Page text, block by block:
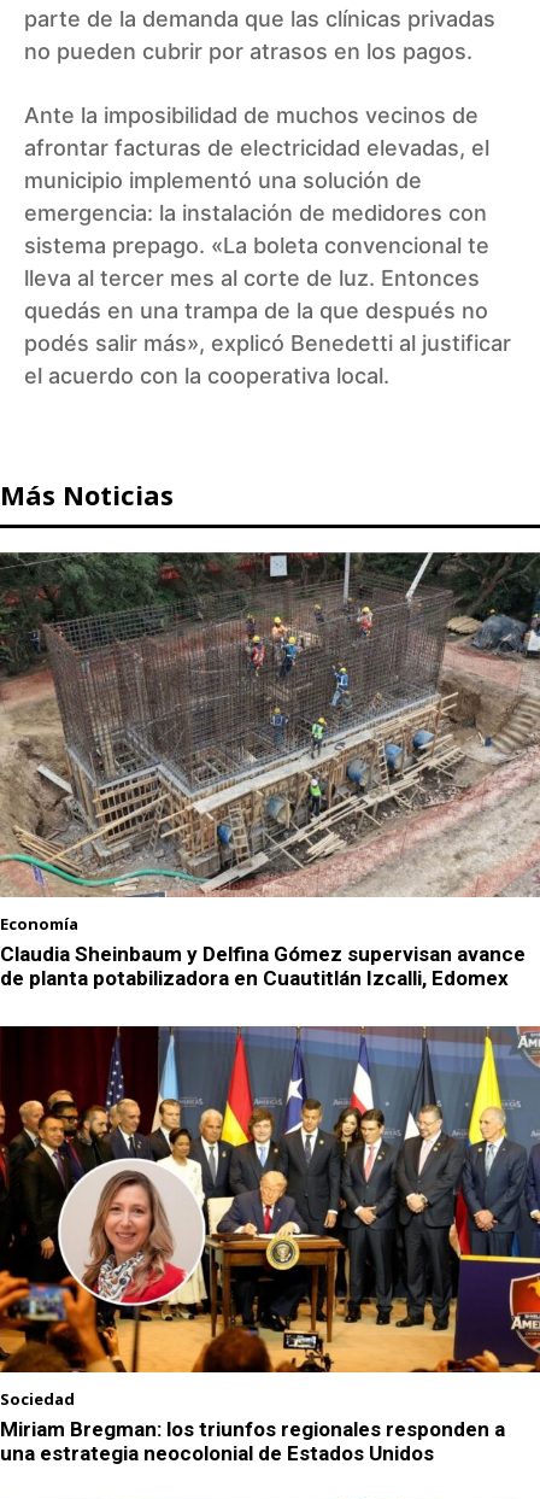
parte de la demanda que las clínicas privadas
no pueden cubrir por atrasos en los pagos.
Ante la imposibilidad de muchos vecinos de
afrontar facturas de electricidad elevadas, el
municipio implementó una solución de
emergencia: la instalación de medidores con
sistema prepago. «La boleta convencional te
lleva al tercer mes al corte de luz. Entonces
quedás en una trampa de la que después no
podés salir más», explicó Benedetti al justificar
el acuerdo con la cooperativa local.
Más Noticias
Economía
Claudia Sheinbaum y Delfina Gómez supervisan avance
de planta potabilizadora en Cuautitlán Izcalli, Edomex
Sociedad
Miriam Bregman: los triunfos regionales responden a
una estrategia neocolonial de Estados Unidos